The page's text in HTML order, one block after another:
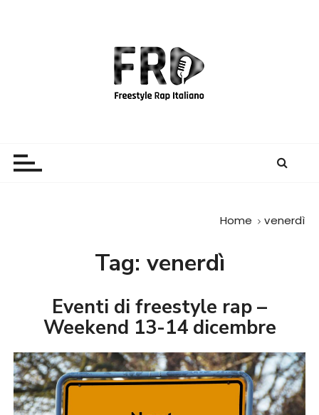
Home venerdì
Tag: venerdì
Eventi di freestyle rap –
Weekend 13-14 dicembre